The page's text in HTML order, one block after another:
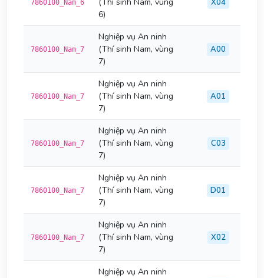
7860100_Nam_6
6)
X04
7860100_Nam_7
Nghiệp vụ An ninh
(Thí sinh Nam, vùng
7)
A00
7860100_Nam_7
Nghiệp vụ An ninh
(Thí sinh Nam, vùng
7)
A01
7860100_Nam_7
Nghiệp vụ An ninh
(Thí sinh Nam, vùng
7)
C03
7860100_Nam_7
Nghiệp vụ An ninh
(Thí sinh Nam, vùng
7)
D01
7860100_Nam_7
Nghiệp vụ An ninh
(Thí sinh Nam, vùng
7)
X02
Nghiệp vụ An ninh